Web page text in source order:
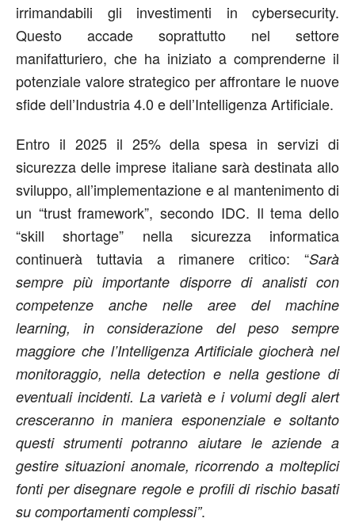
irrimandabili gli investimenti in cybersecurity.
Questo accade soprattutto nel settore
manifatturiero, che ha iniziato a comprenderne il
potenziale valore strategico per affrontare le nuove
sfide dell’Industria 4.0 e dell’Intelligenza Artificiale.
Entro il 2025 il 25% della spesa in servizi di
sicurezza delle imprese italiane sarà destinata allo
sviluppo, all’implementazione e al mantenimento di
un “trust framework”, secondo IDC. Il tema dello
“skill shortage” nella sicurezza informatica
continuerà tuttavia a rimanere critico: “Sarà
sempre più importante disporre di analisti con
competenze anche nelle aree del machine
learning, in considerazione del peso sempre
maggiore che l’Intelligenza Artificiale giocherà nel
monitoraggio, nella detection e nella gestione di
eventuali incidenti. La varietà e i volumi degli alert
cresceranno in maniera esponenziale e soltanto
questi strumenti potranno aiutare le aziende a
gestire situazioni anomale, ricorrendo a molteplici
fonti per disegnare regole e profili di rischio basati
su comportamenti complessi”.